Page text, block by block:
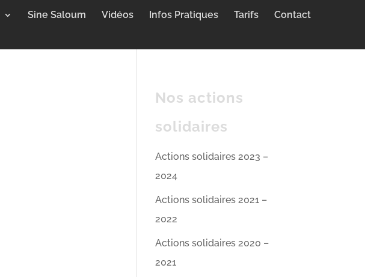
Sine Saloum Vidéos Infos Pratiques Tarifs
Contact
Nos actions
solidaires
Actions solidaires 2023 –
2024
Actions solidaires 2021 –
2022
Actions solidaires 2020 –
2021